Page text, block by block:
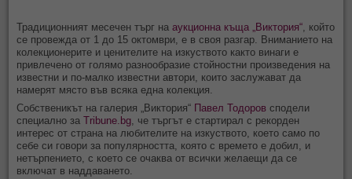
Традиционният месечен търг нааукционна къща „Виктория“, който
се провежда от 1 до 15 октомври, е в своя разгар. Вниманието на
колекционерите и ценителите на изкуството както винаги е
привлечено от голямо разнообразие стойностни произведения на
известни и по-малко известни автори, които заслужават да
намерят място във всяка една колекция.
Собственикът на галерия „Виктория“ Павел Тодоров сподели
специално заTribune.bg, че търгът е стартирал с рекорден
интерес от страна на любителите на изкуството, което само по
себе си говори за популярността, която с времето е добил, и
нетърпението, с което се очаква от всички желаещи да се
включат в наддаването.